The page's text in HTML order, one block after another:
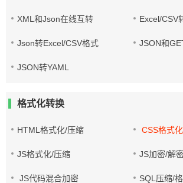
XML和Json在线互转 Excel/CSV
Json转Excel/CSV格式 JSON和
JSON转YAML
格式化转换
HTML格式化/压缩 CSS格式
JS格式化/压缩 JS加密/解
JS代码混合加密 SQL压缩/